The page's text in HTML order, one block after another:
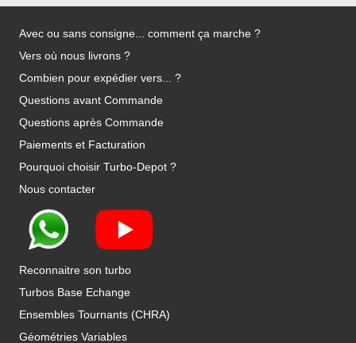
Avec ou sans consigne... comment ça marche ?
Vers où nous livrons ?
Combien pour expédier vers... ?
Questions avant Commande
Questions après Commande
Paiements et Facturation
Pourquoi choisir Turbo-Depot ?
Nous contacter
Reconnaitre son turbo
Turbos Base Echange
Ensembles Tournants (CHRA)
Géométries Variables